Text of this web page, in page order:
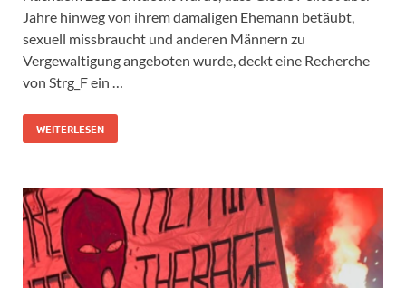
Jahre hinweg von ihrem damaligen Ehemann betäubt,
sexuell missbraucht und anderen Männern zu
Vergewaltigung angeboten wurde, deckt eine Recherche
von Strg_F ein …
WEITERLESEN